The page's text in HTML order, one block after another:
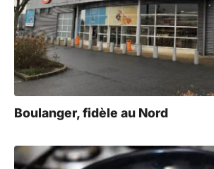
Boulanger, fidèle au Nord